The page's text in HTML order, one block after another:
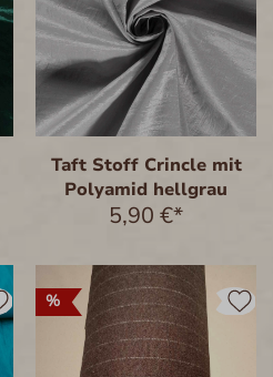
Taft Stoff Crincle mit
Polyamid hellgrau
5,90 €*
%